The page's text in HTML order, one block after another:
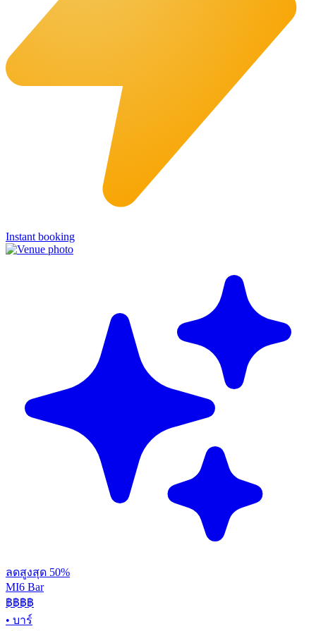
Instant booking
ลดสูงสุด 50%
MI6 Bar
฿฿฿฿
• บาร์